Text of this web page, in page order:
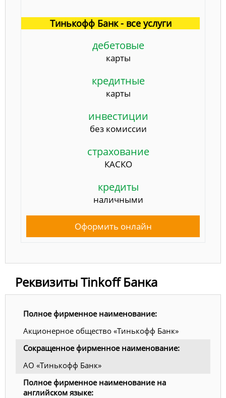
Тинькофф Банк - все услуги
дебетовые
карты
кредитные
карты
инвестиции
без комиссии
страхование
КАСКО
кредиты
наличными
Оформить онлайн
Реквизиты Tinkoff Банка
Полное фирменное наименование:
Акционерное общество «Тинькофф Банк»
Сокращенное фирменное наименование:
АО «Тинькофф Банк»
Полное фирменное наименование на
английском языке: